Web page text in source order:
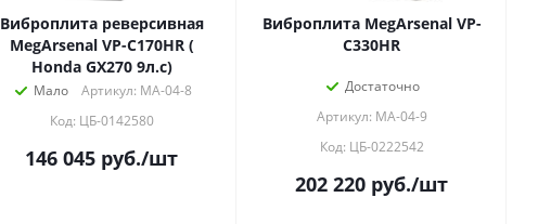
Виброплита реверсивная
MegArsenal VP-C170HR (
Honda GX270 9л.с)
Мало
Артикул: МА-04-8
Код: ЦБ-0142580
146 045 руб./шт
Виброплита MegArsenal VP-
C330HR
Достаточно
Артикул: МА-04-9
Код: ЦБ-0222542
202 220 руб./шт